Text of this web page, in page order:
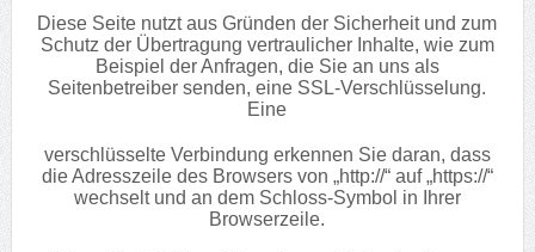
Diese Seite nutzt aus Gründen der Sicherheit und zum
Schutz der Übertragung vertraulicher Inhalte, wie zum
Beispiel der Anfragen, die Sie an uns als
Seitenbetreiber senden, eine SSL-Verschlüsselung.
Eine
verschlüsselte Verbindung erkennen Sie daran, dass
die Adresszeile des Browsers von „http://“ auf „https://“
wechselt und an dem Schloss-Symbol in Ihrer
Browserzeile.